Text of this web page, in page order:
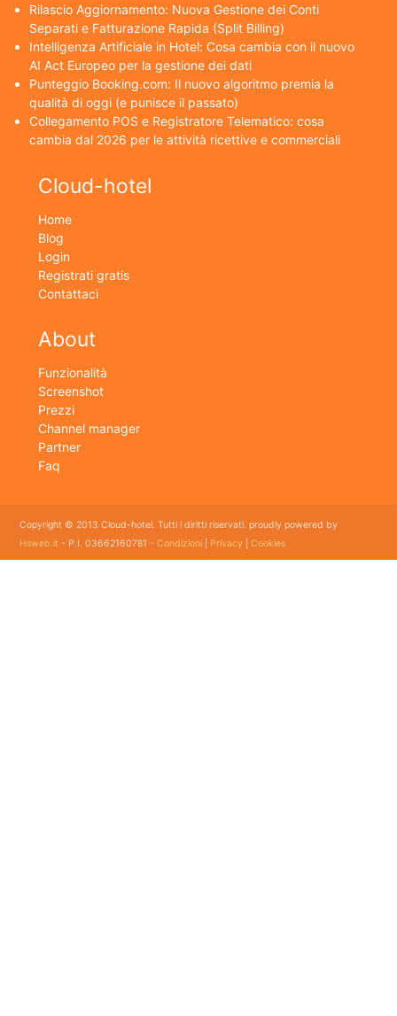
Rilascio Aggiornamento: Nuova Gestione dei Conti
Separati e Fatturazione Rapida (Split Billing)
Intelligenza Artificiale in Hotel: Cosa cambia con il nuovo
AI Act Europeo per la gestione dei dati
Punteggio Booking.com: Il nuovo algoritmo premia la
qualità di oggi (e punisce il passato)
Collegamento POS e Registratore Telematico: cosa
cambia dal 2026 per le attività ricettive e commerciali
Cloud-hotel
Home
Blog
Login
Registrati gratis
Contattaci
About
Funzionalità
Screenshot
Prezzi
Channel manager
Partner
Faq
Copyright © 2013 Cloud-hotel. Tutti i diritti riservati. proudly powered by
Hsweb.it - P.I. 03662160781 -Condizioni Privacy |Cookies